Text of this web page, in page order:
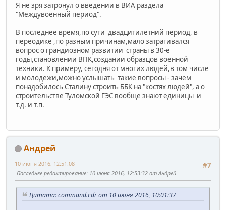
Я не зря затронул о введении в ВИА раздела
"Междувоенный период".
В последнее время,по сути двадцитилетний период, в
переодике ,по разным причинам,мало затрагивался
вопрос о грандиозном развитии страны в 30-е
годы,становлении ВПК,создании образцов военной
техники. К примеру, сегодня от многих людей,в том числе
и молодежи,можно услышать такие вопросы - зачем
понадобилось Сталину строить ББК на "костях людей", а о
строительстве Туломской ГЭС вообще знают единицы и
т.д. и т.п.
Андрей
#7
10 июня 2016, 12:51:08
Последнее редактирование: 10 июня 2016, 12:53:32 от Андрей
Цитата: command.cdr от 10 июня 2016, 10:01:37